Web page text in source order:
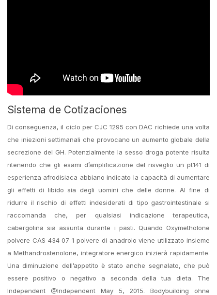
Sistema de Cotizaciones
Di conseguenza, il ciclo per CJC 1295 con DAC richiede una volta
che iniezioni settimanali che provocano un aumento globale della
secrezione del GH. Potenzialmente la sesso droga potente risulta
ritenendo che gli esami d’amplificazione del risveglio un pt141 di
esperienza afrodisiaca abbiano indicato la capacità di aumentare
gli effetti di libido sia degli uomini che delle donne. Al fine di
ridurre il rischio di effetti indesiderati di tipo gastrointestinale si
raccomanda che, per qualsiasi indicazione terapeutica,
cabergolina sia assunta durante i pasti. Quando Oxymetholone
polvere CAS 434 07 1 polvere di anadrolo viene utilizzato insieme
a Methandrostenolone, integratore energico inizierà rapidamente.
Una diminuzione dell’appetito è stato anche segnalato, che può
essere positivo o negativo a seconda della tua dieta. The
Independent @Independent May 5, 2015. Bodybuilding ohne